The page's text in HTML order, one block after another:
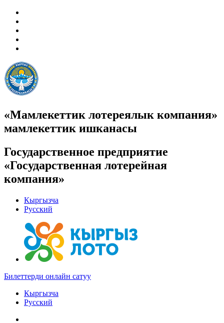
«Мамлекеттик лотереялык компания»
мамлекеттик ишканасы
Государственное предприятие
«Государственная лотерейная
компания»
Кыргызча
Русский
Билеттерди онлайн сатуу
Кыргызча
Русский